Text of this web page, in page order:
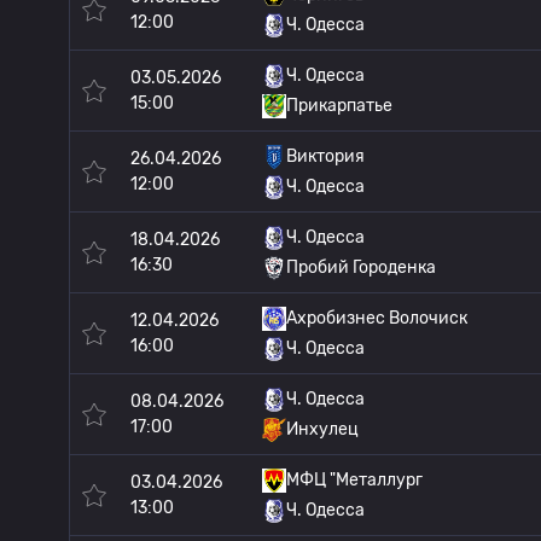
12:00
Ч. Одесса
03.05.2026
15:00
Ч. Одесса
Прикарпатье
26.04.2026
12:00
Виктория
Ч. Одесса
18.04.2026
16:30
Ч. Одесса
Пробий Городенка
12.04.2026
16:00
Ахробизнес Волочиск
Ч. Одесса
08.04.2026
17:00
Ч. Одесса
Инхулец
03.04.2026
13:00
МФЦ "Металлург
Ч. Одесса